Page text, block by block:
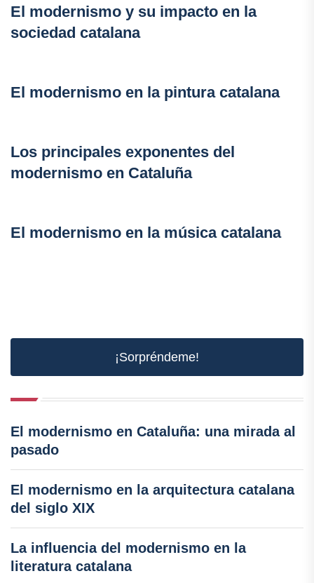
El modernismo y su impacto en la
sociedad catalana
El modernismo en la pintura catalana
Los principales exponentes del
modernismo en Cataluña
El modernismo en la música catalana
¡Sorpréndeme!
El modernismo en Cataluña: una mirada al
pasado
El modernismo en la arquitectura catalana
del siglo XIX
La influencia del modernismo en la
literatura catalana